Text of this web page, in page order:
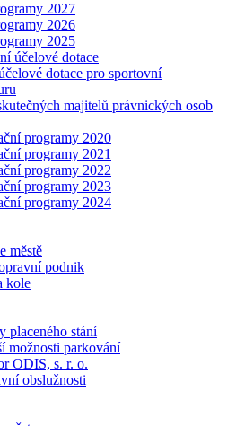
2027
2026
2025
účelové dotace
dotace pro sportovní
majitelů právnických osob
programy 2020
programy 2021
programy 2022
programy 2023
programy 2024
městě
podnik
kole
placeného stání
možnosti parkování
ODIS, s. r. o.
obslužnosti